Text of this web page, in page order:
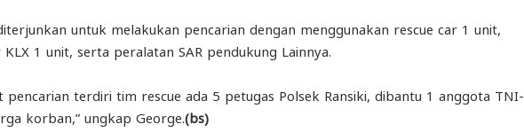
untuk melakukan pencarian dengan menggunakan rescue car 1 unit,
1 unit, serta peralatan SAR pendukung Lainnya.
pencarian terdiri tim rescue ada 5 petugas Polsek Ransiki, dibantu 1 anggota TNI-
korban,” ungkap George. (bs)